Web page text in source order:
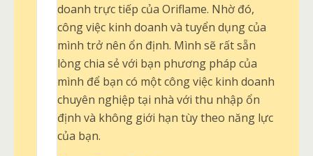
doanh trực tiếp của Oriflame. Nhờ đó,
công việc kinh doanh và tuyển dụng của
mình trở nên ổn định. Mình sẽ rất sẵn
lòng chia sẻ với bạn phương pháp của
mình để bạn có một công việc kinh doanh
chuyên nghiệp tại nhà với thu nhập ổn
định và không giới hạn tùy theo năng lực
của bạn.